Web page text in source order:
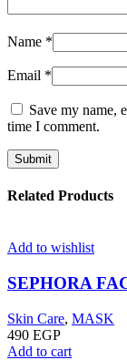
Name *
Email *
Save my name,
time I comment.
Related Products
Add to wishlist
SEPHORA
Skin Care, MASK
490 EGP
Add to cart